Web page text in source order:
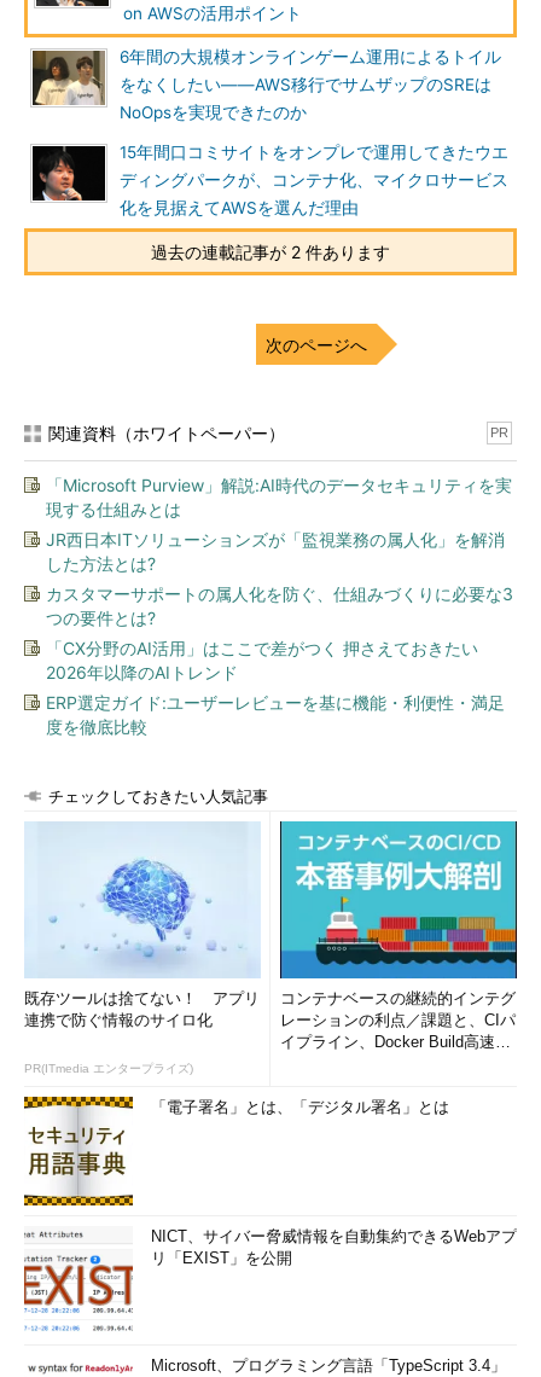
on AWSの活用ポイント
6年間の大規模オンラインゲーム運用によるトイル
をなくしたい――AWS移行でサムザップのSREは
NoOpsを実現できたのか
15年間口コミサイトをオンプレで運用してきたウエ
ディングパークが、コンテナ化、マイクロサービス
化を見据えてAWSを選んだ理由
過去の連載記事が 2 件あります
次のページへ
関連資料（ホワイトペーパー） PR
「Microsoft Purview」解説:AI時代のデータセキュリティを実
現する仕組みとは
JR西日本ITソリューションズが「監視業務の属人化」を解消
した方法とは?
カスタマーサポートの属人化を防ぐ、仕組みづくりに必要な3
つの要件とは?
「CX分野のAI活用」はここで差がつく 押さえておきたい
2026年以降のAIトレンド
ERP選定ガイド:ユーザーレビューを基に機能・利便性・満足
度を徹底比較
チェックしておきたい人気記事
既存ツールは捨てない！ アプリ
連携で防ぐ情報のサイロ化
PR(ITmedia エンタープライズ)
コンテナベースの継続的インテグ
レーションの利点／課題と、CIパ
イプライン、Docker Build高速化
「電子署名」とは、「デジタル署名」とは
NICT、サイバー脅威情報を自動集約できるWebアプ
リ「EXIST」を公開
Microsoft、プログラミング言語「TypeScript 3.4」